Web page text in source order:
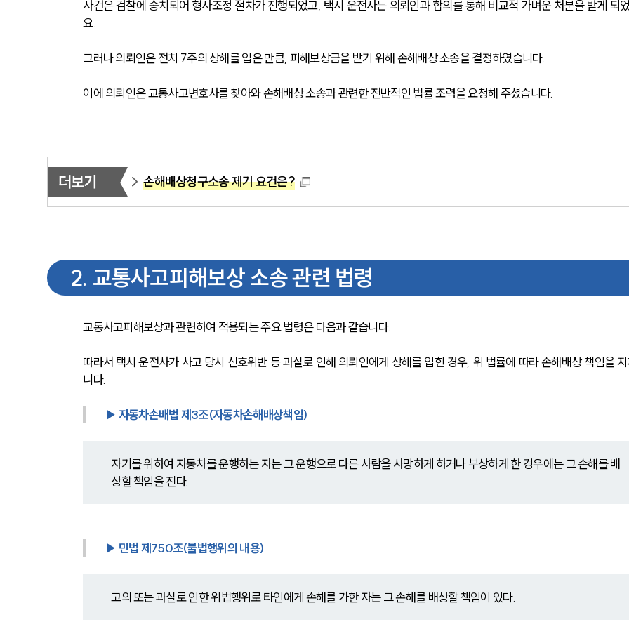
사건은 검찰에 송치되어 형사조정 절차가 진행되었고, 택시 운전사는 의뢰인과 합의를 통해 비교적 가벼운 처분을 받게 되
요.
그러나 의뢰인은 전치 7주의 상해를 입은 만큼, 피해보상금을 받기 위해 손해배상 소송을 결정하였습니다.
이에 의뢰인은 교통사고변호사를 찾아와 손해배상 소송과 관련한 전반적인 법률 조력을 요청해 주셨습니다.
더보기 손해배상청구소송 제기 요건은?
2. 교통사고피해보상 소송 관련 법령
교통사고피해보상과 관련하여 적용되는 주요 법령은 다음과 같습니다.
따라서 택시 운전사가 사고 당시 신호위반 등 과실로 인해 의뢰인에게 상해를 입힌 경우, 위 법률에 따라 손해배상 책임을 지
니다.
▶ 자동차손배법 제3조(자동차손해배상책임)
자기를 위하여 자동차를 운행하는 자는 그 운행으로 다른 사람을 사망하게 하거나 부상하게 한 경우에는 그 손해를 배
상할 책임을 진다.
▶ 민법 제750조(불법행위의 내용)
고의 또는 과실로 인한 위법행위로 타인에게 손해를 가한 자는 그 손해를 배상할 책임이 있다.